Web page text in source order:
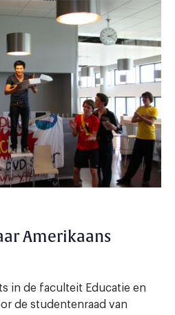
Amerikaans
in de faculteit Educatie en
de studentenraad van